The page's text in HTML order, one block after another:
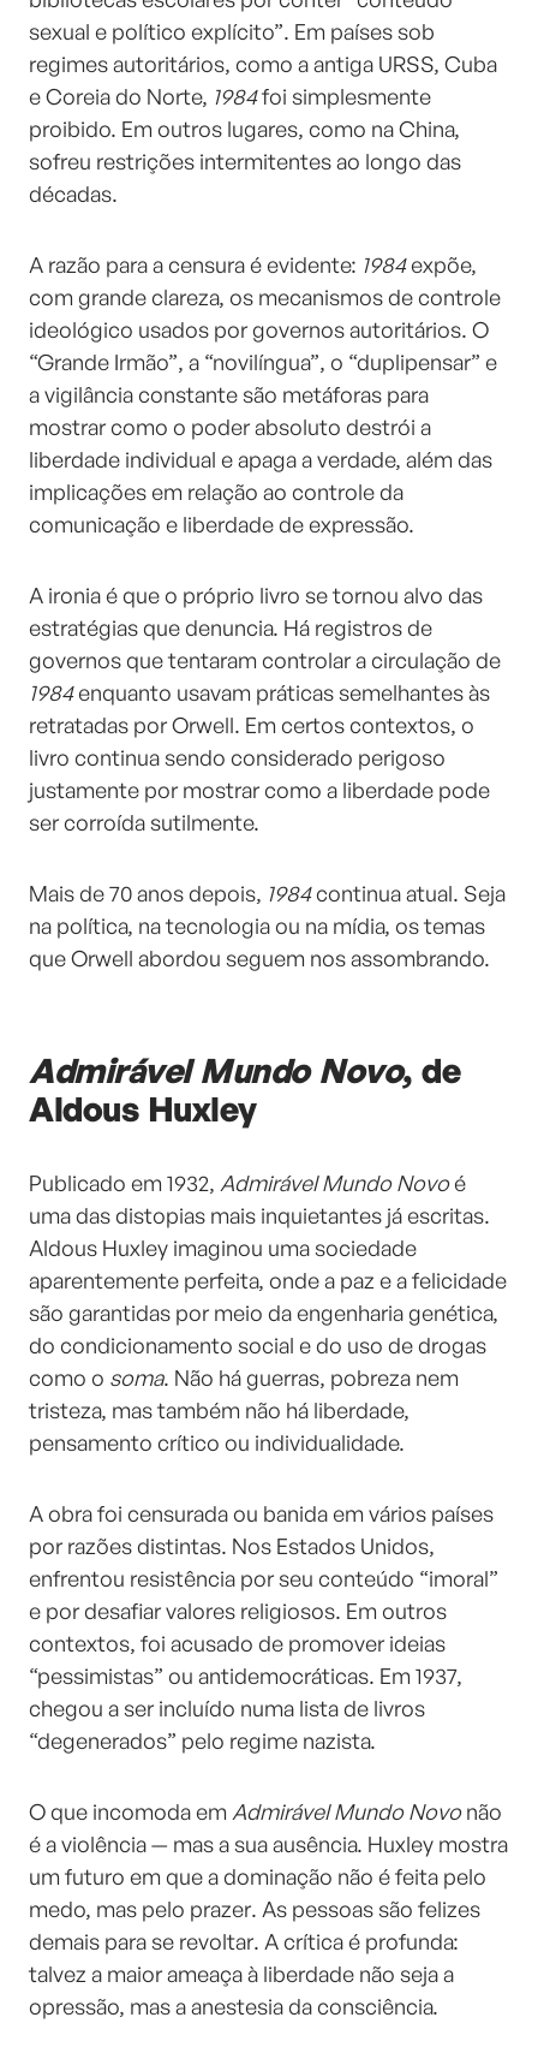
sexual e político explícito”. Em países sob
regimes autoritários, como a antiga URSS, Cuba
e Coreia do Norte, 1984foi simplesmente
proibido. Em outros lugares, como na China,
sofreu restrições intermitentes ao longo das
décadas.
A razão para a censura é evidente: 1984expõe,
com grande clareza, os mecanismos de controle
ideológico usados por governos autoritários. O
“Grande Irmão”, a “novilíngua”, o “duplipensar” e
a vigilância constante são metáforas para
mostrar como o poder absoluto destrói a
liberdade individual e apaga a verdade, além das
implicações em relação ao controle da
comunicação e liberdade de expressão.
A ironia é que o próprio livro se tornou alvo das
estratégias que denuncia. Há registros de
governos que tentaram controlar a circulação de
1984enquanto usavam práticas semelhantes às
retratadas por Orwell. Em certos contextos, o
livro continua sendo considerado perigoso
justamente por mostrar como a liberdade pode
ser corroída sutilmente.
Mais de 70 anos depois, 1984continua atual. Seja
na política, na tecnologia ou na mídia, os temas
que Orwell abordou seguem nos assombrando.
Admirável Mundo Novo, de
Aldous Huxley
Publicado em 1932, Admirável Mundo Novoé
uma das distopias mais inquietantes já escritas.
Aldous Huxley imaginou uma sociedade
aparentemente perfeita, onde a paz e a felicidade
são garantidas por meio da engenharia genética,
do condicionamento social e do uso de drogas
como o soma. Não há guerras, pobreza nem
tristeza, mas também não há liberdade,
pensamento crítico ou individualidade.
A obra foi censurada ou banida em vários países
por razões distintas. Nos Estados Unidos,
enfrentou resistência por seu conteúdo “imoral”
e por desafiar valores religiosos. Em outros
contextos, foi acusado de promover ideias
“pessimistas” ou antidemocráticas. Em 1937,
chegou a ser incluído numa lista de livros
“degenerados” pelo regime nazista.
O que incomoda em Admirável Mundo Novonão
é a violência — mas a sua ausência. Huxley mostra
um futuro em que a dominação não é feita pelo
medo, mas pelo prazer. As pessoas são felizes
demais para se revoltar. A crítica é profunda:
talvez a maior ameaça à liberdade não seja a
opressão, mas a anestesia da consciência.